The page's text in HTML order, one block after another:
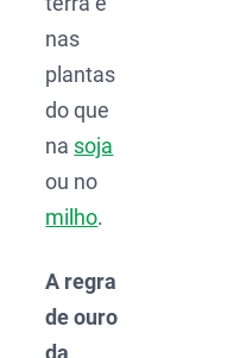
nas
plantas
do que
na soja
ou no
milho.
A regra
de ouro
da